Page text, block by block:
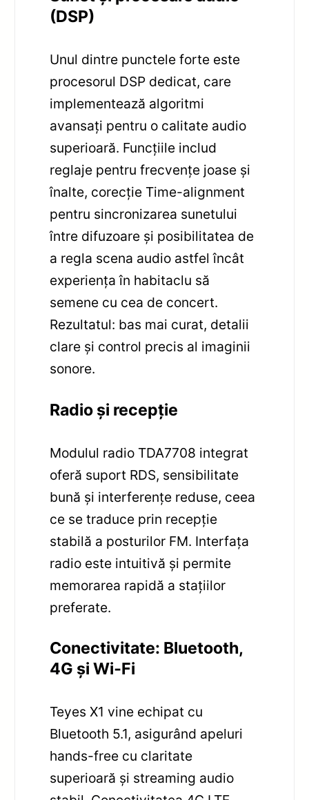
(DSP)
Unul dintre punctele forte este
procesorul DSP dedicat, care
implementează algoritmi
avansați pentru o calitate audio
superioară. Funcțiile includ
reglaje pentru frecvențe joase și
înalte, corecție Time-alignment
pentru sincronizarea sunetului
între difuzoare și posibilitatea de
a regla scena audio astfel încât
experiența în habitaclu să
semene cu cea de concert.
Rezultatul: bas mai curat, detalii
clare și control precis al imaginii
sonore.
Radio și recepție
Modulul radio TDA7708 integrat
oferă suport RDS, sensibilitate
bună și interferențe reduse, ceea
ce se traduce prin recepție
stabilă a posturilor FM. Interfața
radio este intuitivă și permite
memorarea rapidă a stațiilor
preferate.
Conectivitate: Bluetooth,
4G și Wi‑Fi
Teyes X1 vine echipat cu
Bluetooth 5.1, asigurând apeluri
hands-free cu claritate
superioară și streaming audio